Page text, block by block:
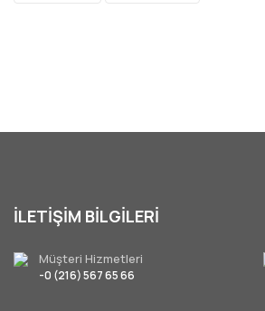
İLETİŞİM BİLGİLERİ
Müşteri Hizmetleri
-0 (216) 567 65 66